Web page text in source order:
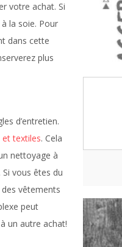
votre achat. Si
la soie. Pour
dans cette
plus
d’entretien.
et textiles. Cela
nettoyage à
vous êtes du
vêtements
peut
un autre achat!